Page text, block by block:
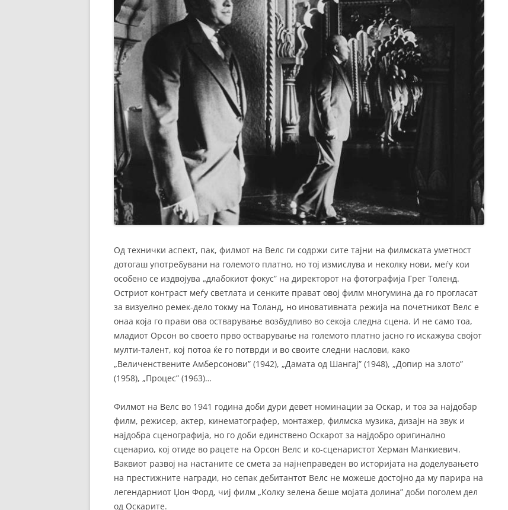
Од технички аспект, пак, филмот на Велс ги содржи сите тајни на филмската уметност
дотогаш употребувани на големото платно, но тој измислува и неколку нови, меѓу кои
особено се издвојува „длабокиот фокус” на директорот на фотографија Грег Толенд.
Остриот контраст меѓу светлата и сенките прават овој филм многумина да го прогласат
за визуелно ремек-дело токму на Толанд, но иновативната режија на почетникот Велс е
онаа која го прави ова остварување возбудливо во секоја следна сцена. И не само тоа,
младиот Орсон во своето прво остварување на големото платно јасно го искажува својот
мулти-талент, кој потоа ќе го потврди и во своите следни наслови, како
„Величенствените Амберсонови” (1942), „Дамата од Шангај” (1948), „Допир на злото”
(1958), „Процес” (1963)…
Филмот на Велс во 1941 година доби дури девет номинации за Оскар, и тоа за најдобар
филм, режисер, актер, кинематографер, монтажер, филмска музика, дизајн на звук и
најдобра сценографија, но го доби единствено Оскарот за најдобро оригинално
сценарио, кој отиде во рацете на Орсон Велс и ко-сценаристот Херман Манкиевич.
Ваквиот развој на настаните се смета за најнеправеден во историјата на доделувањето
на престижните награди, но сепак дебитантот Велс не можеше достојно да му парира на
легендарниот Џон Форд, чиј филм „Колку зелена беше мојата долина” доби поголем дел
од Оскарите.